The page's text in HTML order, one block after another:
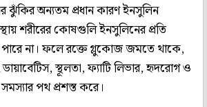
ঝুঁকির অন্যতম প্রধান কারণ ইনসুলিন
শরীরের কোষগুলি ইনসুলিনের প্রতি
পারে না। ফলে রক্তে গ্লুকোজ জমতে থাকে,
ডায়াবেটিস, স্থূলতা, ফ্যাটি লিভার, হৃদরোগ ও
পথ প্রশস্ত করে।